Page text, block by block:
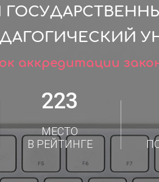
аккредитации
223
МЕСТО
В РЕЙТИНГЕ